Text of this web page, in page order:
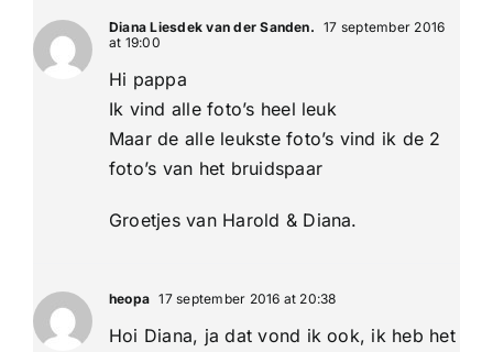
Diana Liesdek van der Sanden. 17 september 2016
at 19:00
Hi pappa
Ik vind alle foto’s heel leuk
Maar de alle leukste foto’s vind ik de 2
foto’s van het bruidspaar
Groetjes van Harold & Diana.
heopa 17 september 2016 at 20:38
Hoi Diana, ja dat vond ik ook, ik heb het